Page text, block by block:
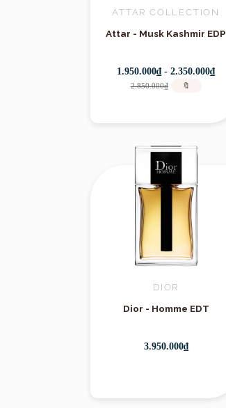
ATTAR COLLECTION
Attar - Musk Kashmir EDP
1.950.000₫ - 2.350.000₫
2.850.000₫ 🔖
DIOR
Dior - Homme EDT
3.950.000₫